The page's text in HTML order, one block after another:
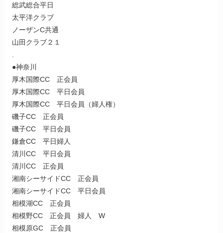
総武総合平日
太平洋クラブ
ノーザンC共通
山田クラブ２１
●神奈川
厚木国際CC 正会員
厚木国際CC 平日会員
厚木国際CC 平日会員（婦人権）
磯子CC 正会員
磯子CC 平日会員
鎌倉CC 平日婦人
清川CC 平日会員
清川CC 正会員
湘南シーサイドCC 正会員
湘南シーサイドCC 平日会員
相模湖CC 正会員
相模野CC 正会員 婦人 W
相模原GC 正会員